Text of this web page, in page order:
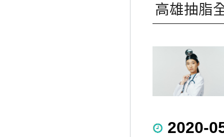
高雄抽脂
2020-